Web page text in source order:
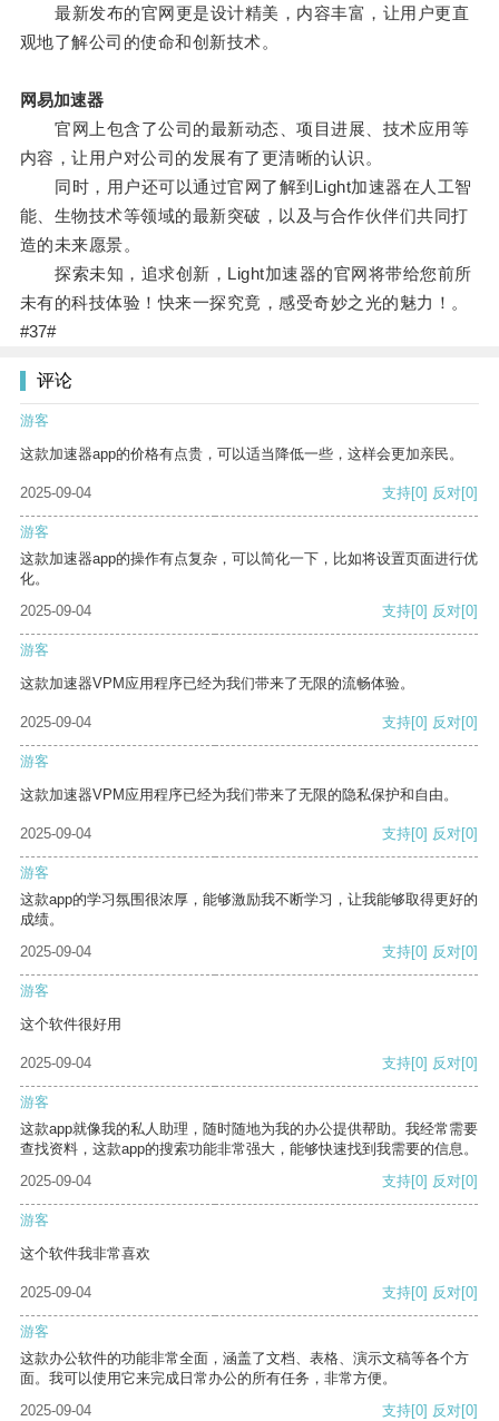
最新发布的官网更是设计精美，内容丰富，让用户更直
观地了解公司的使命和创新技术。
网易加速器
官网上包含了公司的最新动态、项目进展、技术应用等
内容，让用户对公司的发展有了更清晰的认识。
同时，用户还可以通过官网了解到Light加速器在人工智
能、生物技术等领域的最新突破，以及与合作伙伴们共同打
造的未来愿景。
探索未知，追求创新，Light加速器的官网将带给您前所
未有的科技体验！快来一探究竟，感受奇妙之光的魅力！。
#37#
评论
游客
这款加速器app的价格有点贵，可以适当降低一些，这样会更加亲民。
2025-09-04 支持[0] 反对[0]
游客
这款加速器app的操作有点复杂，可以简化一下，比如将设置页面进行优
化。
2025-09-04
支持[0] 反对[0]
游客
这款加速器VPM应用程序已经为我们带来了无限的流畅体验。
2025-09-04 支持[0] 反对[0]
游客
这款加速器VPM应用程序已经为我们带来了无限的隐私保护和自由。
2025-09-04 支持[0] 反对[0]
游客
这款app的学习氛围很浓厚，能够激励我不断学习，让我能够取得更好的
成绩。
2025-09-04
支持[0] 反对[0]
游客
这个软件很好用
2025-09-04 支持[0] 反对[0]
游客
这款app就像我的私人助理，随时随地为我的办公提供帮助。我经常需要
查找资料，这款app的搜索功能非常强大，能够快速找到我需要的信息。
2025-09-04
支持[0] 反对[0]
游客
这个软件我非常喜欢
2025-09-04 支持[0] 反对[0]
游客
这款办公软件的功能非常全面，涵盖了文档、表格、演示文稿等各个方
面。我可以使用它来完成日常办公的所有任务，非常方便。
2025-09-04
支持[0] 反对[0]